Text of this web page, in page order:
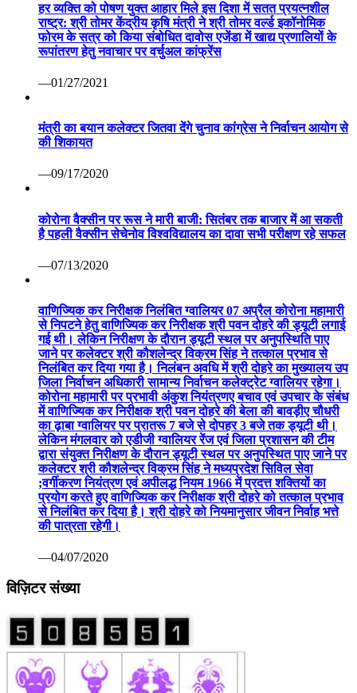
हर व्यक्ति को पोषण युक्त आहार मिले इस दिशा में सतत प्रयत्नशील
राष्ट्र: श्री तोमर केंद्रीय कृषि मंत्री ने श्री तोमर वर्ल्ड इकॉनोमिक
फोरम के सत्र को किया संबोधित दावोस एजेंडा में खाद्य प्रणालियों के
रूपांतरण हेतु नवाचार पर वर्चुअल कांफ्रेंस
—01/27/2021
मंत्री का बयान कलेक्टर जितवा देंगे चुनाव कांग्रेस ने निर्वाचन आयोग से
की शिकायत
—09/17/2020
कोरोना वैक्सीन पर रूस ने मारी बाजी: सितंबर तक बाजार में आ सकती
है पहली वैक्सीन सेचेनोव विश्वविद्यालय का दावा सभी परीक्षण रहे सफल
—07/13/2020
वाणिज्यिक कर निरीक्षक निलंबित ग्वालियर 07 अप्रैल कोरोना महामारी
से निपटने हेतु वाणिज्यिक कर निरीक्षक श्री पवन दोहरे की ड्यूटी लगाई
गई थी। लेकिन निरीक्षण के दौरान ड्यूटी स्थल पर अनुपस्थिति पाए
जाने पर कलेक्टर श्री कौशलेन्द्र विक्रम सिंह ने तत्काल प्रभाव से
निलंबित कर दिया गया है। निलंबन अवधि में श्री दोहरे का मुख्यालय उप
जिला निर्वाचन अधिकारी सामान्य निर्वाचन कलेक्ट्रेट ग्वालियर रहेगा।
कोरोना महामारी पर प्रभावी अंकुश नियंत्रणए बचाव एवं उपचार के संबंध
में वाणिज्यिक कर निरीक्षक श्री पवन दोहरे की बेला की बावड़ीए चौधरी
का ढ़ाबा ग्वालियर पर प्रातरू 7 बजे से दोपहर 3 बजे तक ड्यूटी थी।
लेकिन मंगलवार को एडीजी ग्वालियर रेंज एवं जिला प्रशासन की टीम
द्वारा संयुक्त निरीक्षण के दौरान ड्यूटी स्थल पर अनुपस्थित पाए जाने पर
कलेक्टर श्री कौशलेन्द्र विक्रम सिंह ने मध्यप्रदेश सिविल सेवा
;वर्गीकरण नियंत्रण एवं अपीलद्ध नियम 1966 में प्रदत्त शक्तियों का
प्रयोग करते हुए वाणिज्यिक कर निरीक्षक श्री दोहरे को तत्काल प्रभाव
से निलंबित कर दिया है। श्री दोहरे को नियमानुसार जीवन निर्वाह भत्ते
की पात्रता रहेगी।
—04/07/2020
विज़िटर संख्या